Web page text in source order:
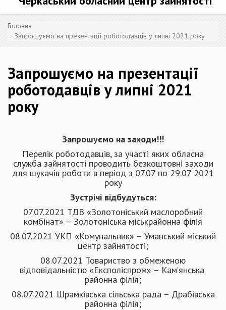
Головна
Запрошуємо на презентації роботодавців у липні 2021 року
Запрошуємо на презентації
роботодавців у липні 2021
року
Запрошуємо на заходи!!!
Перелік роботодавців, за участі яких обласна
служба зайнятості проводить безкоштовні заходи
для шукачів роботи в період з 07.07 по 29.07 2021
року
Зустрічі відбудуться:
07.07.2021 ТДВ «Золотоніський маслоробний
комбінат» – Золотоніська міськрайонна філія
08.07.2021 УКП «Комунальник» – Уманський міський
центр зайнятості;
08.07.2021 Товариство з обмеженою
вiдповiдальнiстю «Експоліспром» – Кам’янська
районна філія;
08.07.2021 Шрамківська сільська рада – Драбівська
районна філія;